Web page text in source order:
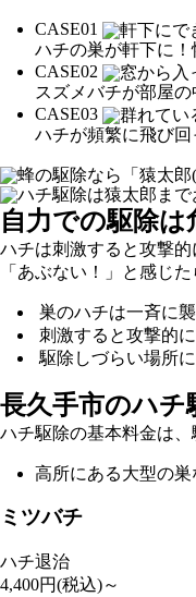
CASE01
ハチの巣が軒下に！
CASE02
スズメバチが部屋の
CASE03
ハチが頻繁に飛び
自力での駆除は
ハチは刺激すると攻撃
「あぶない！」と感じ
巣のハチは一斉に
刺激すると攻撃的
駆除しづらい場所
長久手市のハチ
ハチ駆除の基本料金は、
高所にある大型の
ミツバチ
ハチ退治
4,400円(税込)～